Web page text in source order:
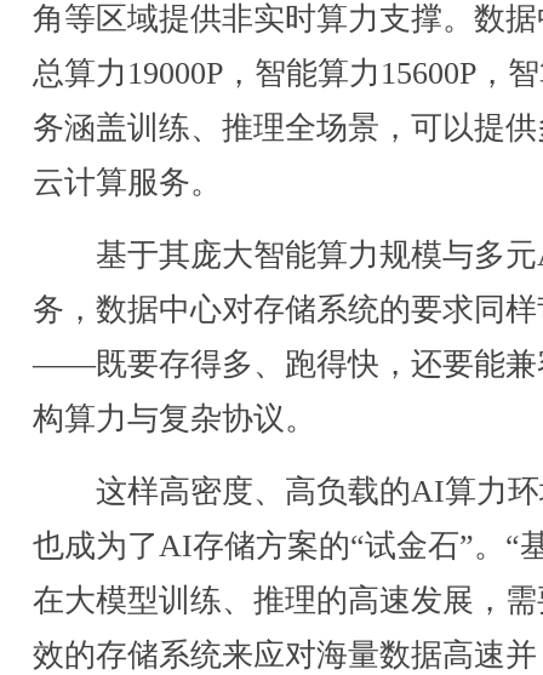
角等区域提供非实时算力支撑。数
总算力19000P，智能算力15600P，
务涵盖训练、推理全场景，可以提
云计算服务。
基于其庞大智能算力规模与多元
务，数据中心对存储系统的要求同
——既要存得多、跑得快，还要能兼
构算力与复杂协议。
这样高密度、高负载的AI算力环
也成为了AI存储方案的“试金石”。“
在大模型训练、推理的高速发展，
效的存储系统来应对海量数据高速并